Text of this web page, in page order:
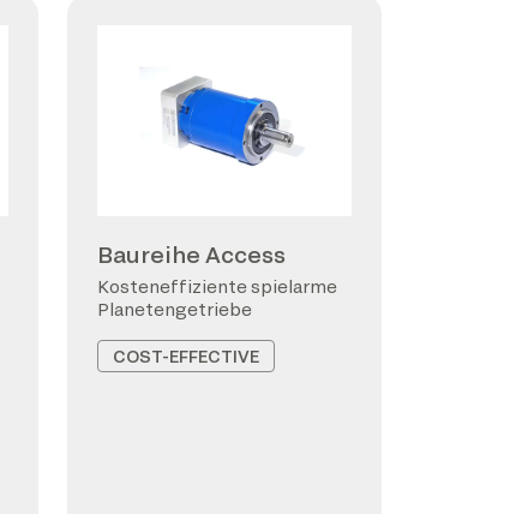
Baureihe Access
Kosteneffiziente spielarme
Planetengetriebe
COST-EFFECTIVE